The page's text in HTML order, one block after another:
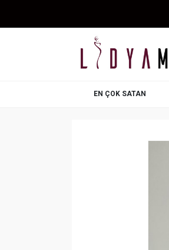
EN ÇOK SATAN